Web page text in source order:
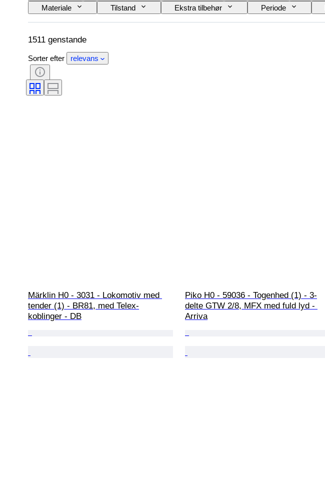
Materiale
Tilstand Ekstra tilbehør Periode
Strømforsyning
Jernbaneselskab Æra Original/ kopi
1511 genstande
Sorter efter relevans
Märklin H0 - 3031 - Lokomotiv med
tender (1) - BR81, med Telex-
koblinger - DB
Piko H0 - 59036 - Togenhed (1) - 3-
delte GTW 2/8, MFX med fuld lyd -
Arriva